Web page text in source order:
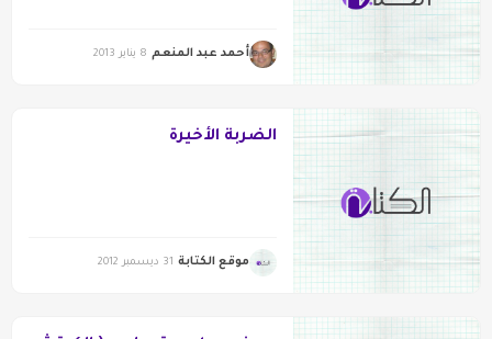
أحمد عبد المنعم 8 يناير 2013
الضربة الأخيرة
موقع الكتابة 31 ديسمبر 2012